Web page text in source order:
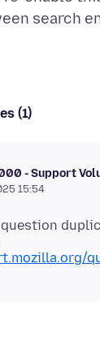
search
(1)
- Support
15:54